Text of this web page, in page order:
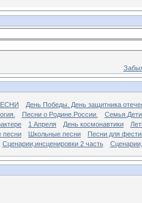
День Победы. День защитника
Песни о Родине.России.
1 Апреля День космонавтики
песни Школьные песни
Песни для
Сценарии,инсценировки 2 часть